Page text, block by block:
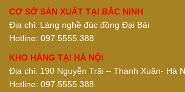
CƠ SỞ SẢN XUẤT TẠI BẮC NINH
Địa chỉ: Làng nghề đúc đồng Đại Bái
Hotline: 097.5555.388
KHO HÀNG TẠI HÀ NỘI
Địa chỉ: 190 Nguyễn Trãi – Thanh Xuân- Hà
Hotline: 097.5555.388